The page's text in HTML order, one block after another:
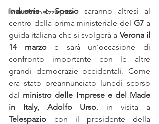
Internazionalizzazione
Industria e Spazio saranno altresì al
centro della prima ministeriale del G7 a
guida italiana che si svolgerà a Verona il
14 marzo e sarà un’occasione di
confronto importante con le altre
grandi democrazie occidentali. Come
era stato preannunciato lunedì scorso
dal ministro delle Imprese e del Made
in Italy, Adolfo Urso
Telespazio